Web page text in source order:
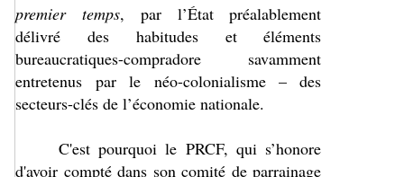
premier temps, par l’État préalablement
délivré des habitudes et éléments
bureaucratiques-compradore savamment
entretenus par le néo-colonialisme – des
secteurs-clés de l’économie nationale.
C'est pourquoi le PRCF, qui s’honore
d'avoir compté dans son comité de parrainage